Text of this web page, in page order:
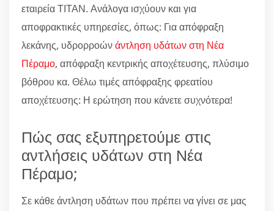
εταιρεία ΤΙΤΑΝ. Ανάλογα ισχύουν και για
αποφρακτικές υπηρεσίες, όπως: Για απόφραξη
λεκάνης, υδρορροώνάντληση υδάτων στη Νέα
Πέραμο, απόφραξη κεντρικής αποχέτευσης, πλύσιμο
βόθρου κα. Θέλω τιμές απόφραξης φρεατίου
αποχέτευσης: Η ερώτηση που κάνετε συχνότερα!
Πώς σας εξυπηρετούμε στις
αντλήσεις υδάτων στη Νέα
Πέραμο;
Σε κάθε άντληση υδάτων που πρέπει να γίνει σε μας